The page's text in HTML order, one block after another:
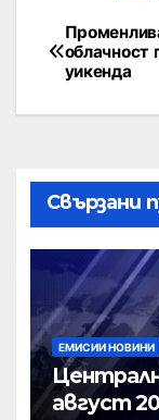
облачност
уикенда
Свързани
ЕМИСИИ НОВИНИ
август